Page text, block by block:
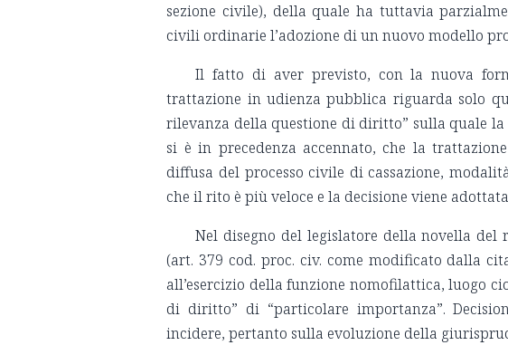
sezione civile), della quale ha tuttavia
civili ordinarie l’adozione di un nuovo modello
Il fatto di aver previsto, con la nuova
trattazione in udienza pubblica riguarda solo
rilevanza della questione di diritto” sulla quale
si è in precedenza accennato, che la
diffusa del processo civile di cassazione,
che il rito è più veloce e la decisione viene
Nel disegno del legislatore della novella
(art. 379 cod. proc. civ. come modificato dalla
all’esercizio della funzione nomofilattica, luogo
di diritto” di “particolare importanza”.
incidere, pertanto sulla evoluzione della